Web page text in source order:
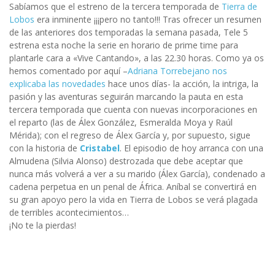
Sabíamos que el estreno de la tercera temporada de Tierra de
Lobos era inminente ¡¡¡pero no tanto!!! Tras ofrecer un resumen
de las anteriores dos temporadas la semana pasada, Tele 5
estrena esta noche la serie en horario de prime time para
plantarle cara a «Vive Cantando», a las 22.30 horas. Como ya os
hemos comentado por aquí –Adriana Torrebejano nos
explicaba las novedades hace unos días- la acción, la intriga, la
pasión y las aventuras seguirán marcando la pauta en esta
tercera temporada que cuenta con nuevas incorporaciones en
el reparto (las de Álex González, Esmeralda Moya y Raúl
Mérida); con el regreso de Álex García y, por supuesto, sigue
con la historia de Cristabel. El episodio de hoy arranca con una
Almudena (Silvia Alonso) destrozada que debe aceptar que
nunca más volverá a ver a su marido (Álex García), condenado a
cadena perpetua en un penal de África. Aníbal se convertirá en
su gran apoyo pero la vida en Tierra de Lobos se verá plagada
de terribles acontecimientos…
¡No te la pierdas!